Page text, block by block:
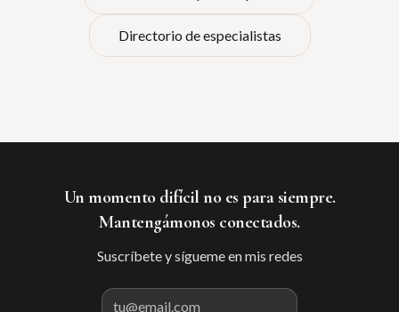
Directorio de especialistas
Un momento difícil no es para siempre.
Mantengámonos conectados.
Suscríbete y sígueme en mis redes